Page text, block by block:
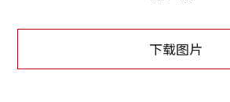
下载图片